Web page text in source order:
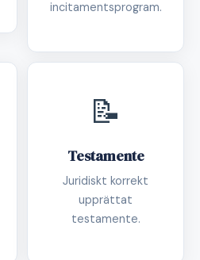
incitamentsprogram.
📝
Testamente
Juridiskt korrekt
upprättat
testamente.